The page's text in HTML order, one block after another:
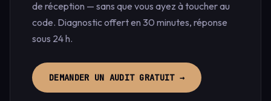
de réception — sans que vous ayez à toucher au
code. Diagnostic offert en 30 minutes, réponse
sous 24 h.
DEMANDER UN AUDIT GRATUIT →